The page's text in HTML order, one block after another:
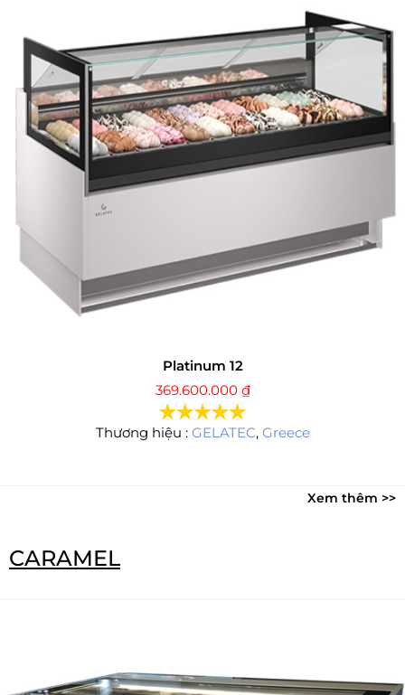
Platinum 12
369.600.000₫
Thương hiệu : GELATEC, Greece
Xem thêm >>
CARAMEL